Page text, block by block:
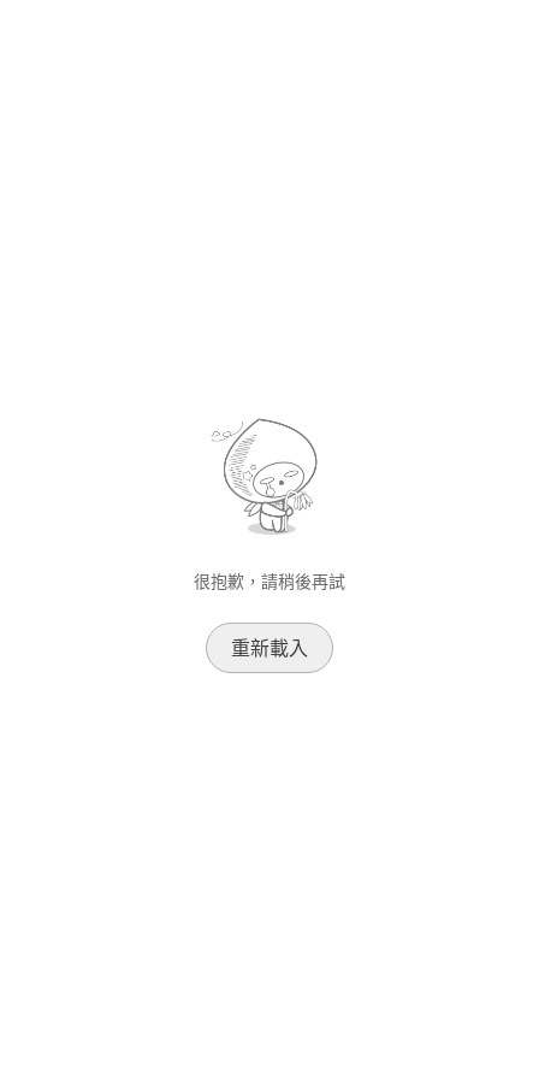
很抱歉，請稍後再試
重新載入